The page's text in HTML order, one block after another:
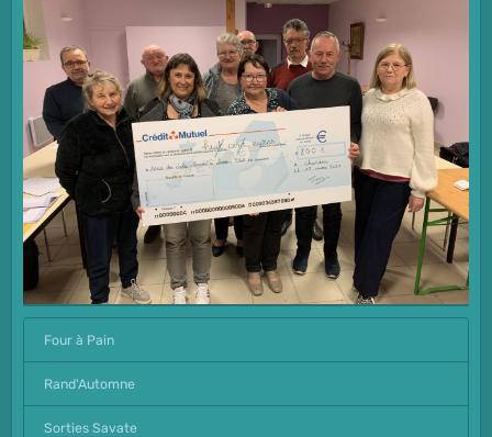
Four à Pain
Rand'Automne
Sorties Savate